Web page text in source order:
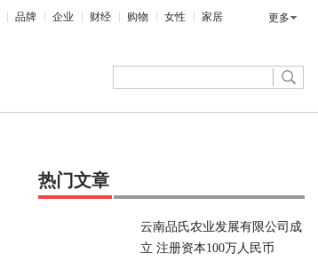
品牌 企业 财经 购物 女性 家居 更多
热门文章
云南品氏农业发展有限公司成
立 注册资本100万人民币